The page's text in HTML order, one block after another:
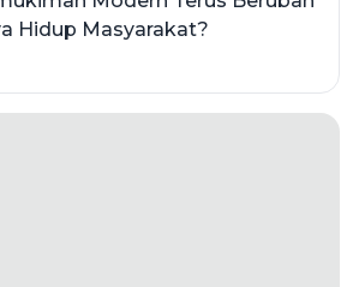
Hidup Masyarakat?